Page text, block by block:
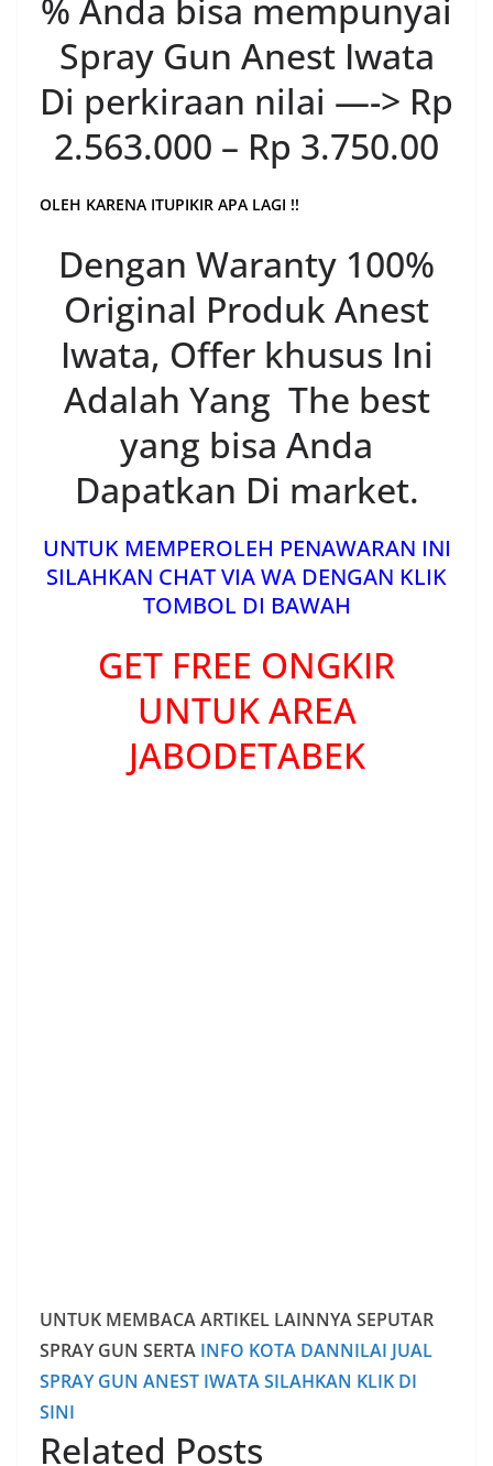
% Anda bisa mempunyai
Spray Gun Anest Iwata
Di perkiraan nilai —-> Rp
2.563.000 – Rp 3.750.00
OLEH KARENA ITUPIKIR APA LAGI !!
Dengan Waranty 100%
Original Produk Anest
Iwata, Offer khusus Ini
Adalah Yang The best
yang bisa Anda
Dapatkan Di market.
UNTUK MEMPEROLEH PENAWARAN INI
SILAHKAN CHAT VIA WA DENGAN KLIK
TOMBOL DI BAWAH
GET FREE ONGKIR
UNTUK AREA
JABODETABEK
UNTUK MEMBACA ARTIKEL LAINNYA SEPUTAR
SPRAY GUN SERTA INFO KOTA DANNILAI JUAL
SPRAY GUN ANEST IWATA SILAHKAN KLIK DI
SINI
Related Posts